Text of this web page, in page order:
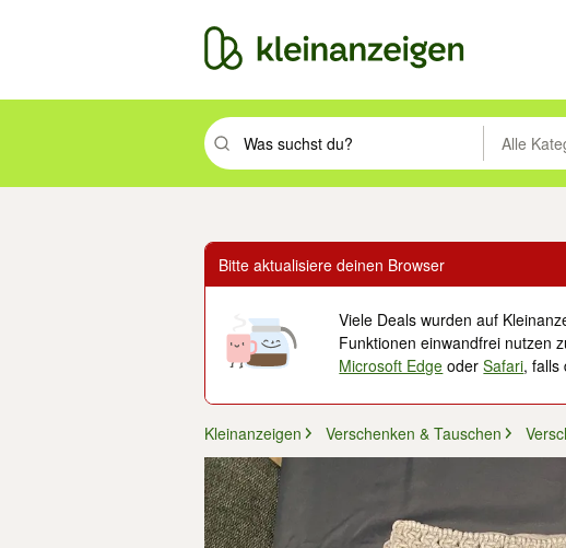
Suchbegriff eingeben. Eingabetaste drücken um zu
Alle
Bitte aktualisiere deinen Browser
Viele Deals wurden auf
Funktionen einwandfrei nutzen
Microsoft Edge oderSafari, falls
Kleinanzeigen Verschenken & Tauschen